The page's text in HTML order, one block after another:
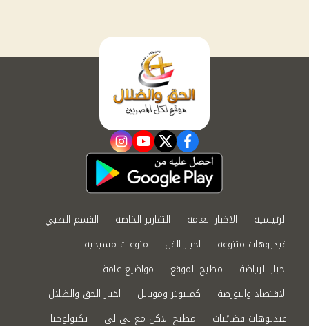
facebook
twitter
youtube
instagram
الرئيسية الاخبار العامة التقارير الخاصة
القسم الطبي
فيديوهات متنوعة
اخبار الفن
منوعات مسيحية
اخبار الرياضة
مطبخ الموقع
مواضيع عامة
الاقتصاد والبورصة
كمبيوتر وموبايل
اخبار الحق والضلال
فيديوهات فضائيات
مطبخ الاكل مع لى لى تكنولوجيا